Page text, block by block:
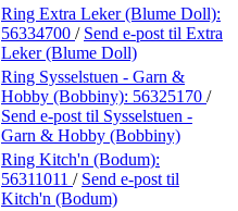
Ring Extra Leker (Blume Doll):
56334700 / Send e-post til Extra
Leker (Blume Doll)
Ring Sysselstuen - Garn &
Hobby (Bobbiny): 56325170 /
Send e-post til Sysselstuen -
Garn & Hobby (Bobbiny)
Ring Kitch'n (Bodum):
56311011 / Send e-post til
Kitch'n (Bodum)